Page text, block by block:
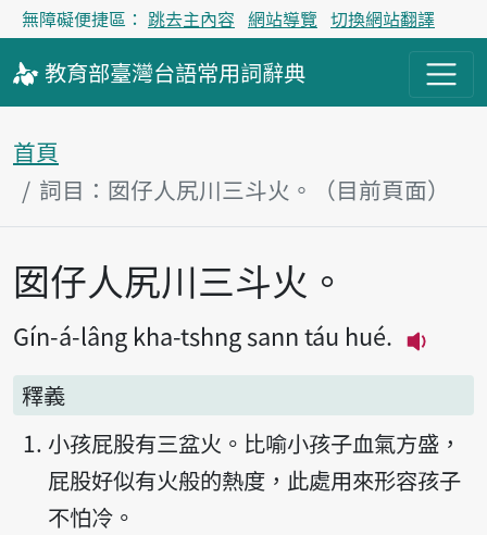
無障礙便捷區： 跳去主內容 網站導覽 切換網站翻譯
教育部臺灣台語常用詞辭典
首頁
詞目：囡仔人尻川三斗火。（目前頁面）
主內容區塊
囡仔人尻川三斗火。
Gín-á-lâng kha-tshng sann táu hué.
釋義
小孩屁股有三盆火。比喻小孩子血氣方盛，
屁股好似有火般的熱度，此處用來形容孩子
不怕冷。